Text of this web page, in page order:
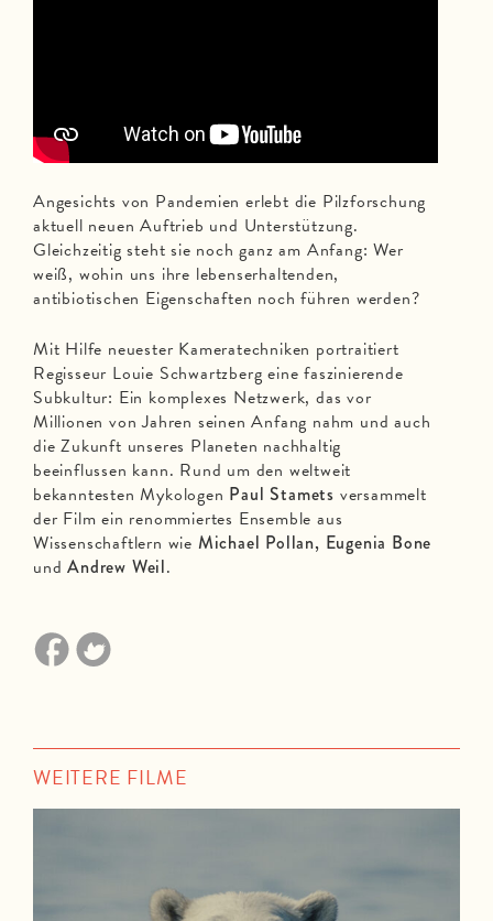
Angesichts von Pandemien erlebt die Pilzforschung
aktuell neuen Auftrieb und Unterstützung.
Gleichzeitig steht sie noch ganz am Anfang: Wer
weiß, wohin uns ihre lebenserhaltenden,
antibiotischen Eigenschaften noch führen werden?
Mit Hilfe neuester Kameratechniken portraitiert
Regisseur Louie Schwartzberg eine faszinierende
Subkultur: Ein komplexes Netzwerk, das vor
Millionen von Jahren seinen Anfang nahm und auch
die Zukunft unseres Planeten nachhaltig
beeinflussen kann. Rund um den weltweit
bekanntesten Mykologen Paul Stamets versammelt
der Film ein renommiertes Ensemble aus
Wissenschaftlern wie Michael Pollan, Eugenia Bone
undAndrew Weil.
WEITERE FILME